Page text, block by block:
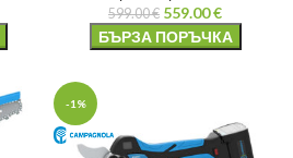
599.00€ 559.00€
БЪРЗА ПОРЪЧКА
-1%